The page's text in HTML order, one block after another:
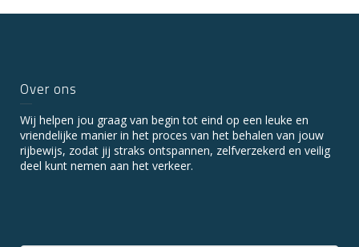
Over ons
Wij helpen jou graag van begin tot eind op een leuke en
vriendelijke manier in het proces van het behalen van jouw
rijbewijs, zodat jij straks ontspannen, zelfverzekerd en veilig
deel kunt nemen aan het verkeer.